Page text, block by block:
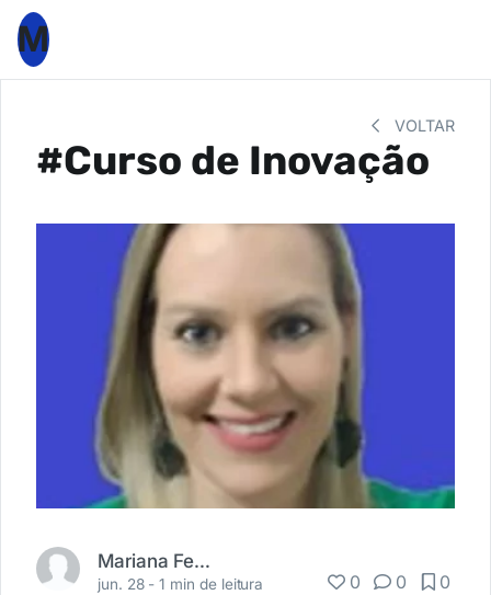
M
VOLTAR
#Curso de Inovação
Mariana Ferreira
jun. 28 -1 min de leitura 0 0 0